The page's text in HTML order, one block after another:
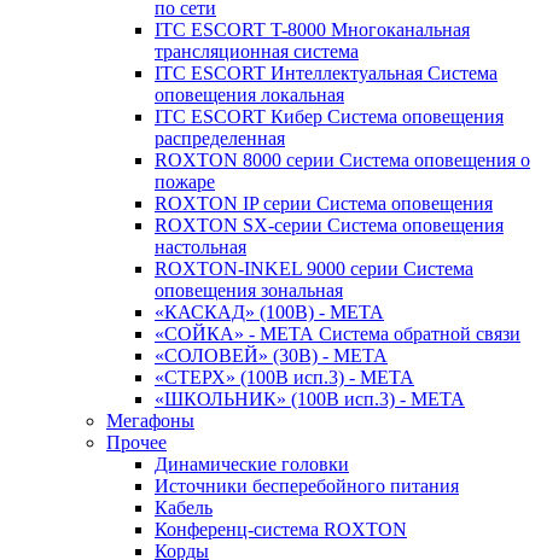
по сети
ITC ESCORT T-8000 Многоканальная
трансляционная система
ITC ESCORT Интеллектуальная Система
оповещения локальная
ITC ESCORT Кибер Система оповещения
распределенная
ROXTON 8000 серии Система оповещения о
пожаре
ROXTON IP серии Система оповещения
ROXTON SX-серии Система оповещения
настольная
ROXTON-INKEL 9000 серии Система
оповещения зональная
«КАСКАД» (100В) - МЕТА
«СОЙКА» - МЕТА Система обратной связи
«СОЛОВЕЙ» (30В) - МЕТА
«СТЕРХ» (100В исп.3) - МЕТА
«ШКОЛЬНИК» (100В исп.3) - МЕТА
Мегафоны
Прочее
Динамические головки
Источники бесперебойного питания
Кабель
Конференц-система ROXTON
Корды